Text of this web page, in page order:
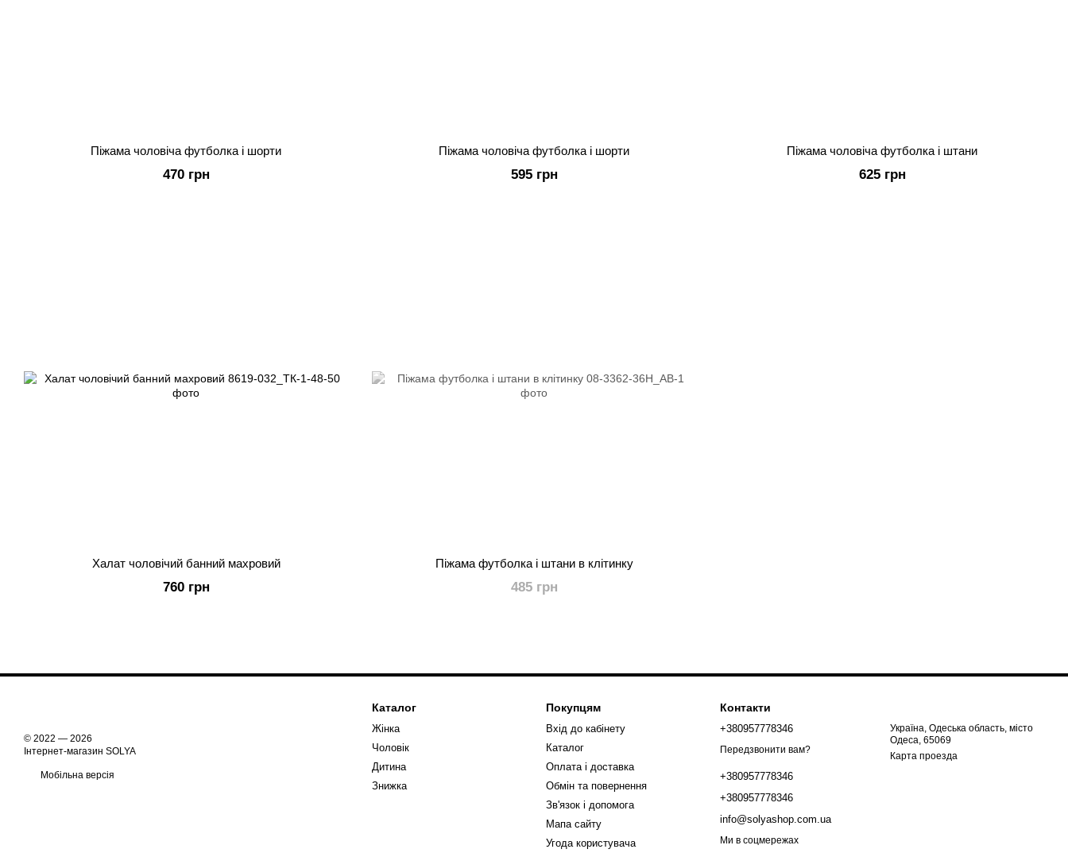
Піжама чоловіча футболка і шорти
470 грн
Піжама чоловіча футболка і шорти
595 грн
Піжама чоловіча футболка і штани
625 грн
Халат чоловічий банний махровий
760 грн
Піжама футболка і штани в клітинку
485 грн
© 2022 — 2026
Інтернет-магазин SOLYA
Мобільна версія
Каталог
Жінка
Чоловік
Дитина
Знижка
Покупцям
Вхід до кабінету
Каталог
Оплата і доставка
Обмін та повернення
Зв'язок і допомога
Мапа сайту
Угода користувача
Контакти
+380957778346
Передзвонити вам?
+380957778346
+380957778346
info@solyashop.com.ua
Україна, Одеська область, місто
Одеса, 65069
Карта проезда
Ми в соцмережах